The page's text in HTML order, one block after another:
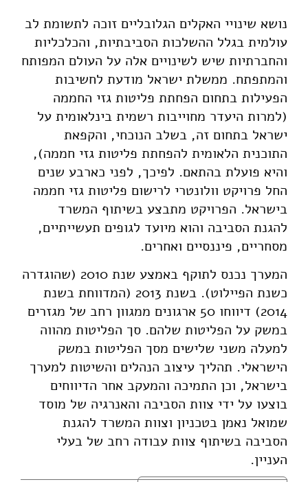
reporting-registration-system-2013
נושא שינויי האקלים הגלובליים זוכה לתשומת לב
עולמית בגלל ההשלכות הסביבתיות, והכלכליות
והחברתיות שיש לשינויים אלה על העולם המפותח
והמתפתח. ממשלת ישראל מודעת לחשיבות
הפעילות בתחום הפחתת פליטות גזי החממה
(למרות היעדר מחוייבות רשמית בינלאומית על
ישראל בתחום זה, בשלב הנוכחי, והקפאת
התוכנית הלאומית להפחתת פליטות גזי חממה),
והיא פועלת בהתאם. לפיכך, לפני כארבע שנים
החל פרויקט וולונטרי לרישום פליטות גזי חממה
בישראל. הפרויקט מתבצע בשיתוף המשרד
להגנת הסביבה והוא מיועד לגופים תעשייתיים,
מסחריים, פיננסיים ואחרים.
המערך נכנס לתוקף באמצע שנת 2010 (שהוגדרה
כשנת הפיילוט). בשנת 2013 (המדווחת בשנת
2014) דיווחו 50 ארגונים ממגוון רחב של מגזרים
במשק על הפליטות שלהם. סך הפליטות מהווה
למעלה משני שלישים מסך הפליטות במשק
הישראלי. תהליך עיצוב הנהלים והשיטות למערך
בישראל, וכן התמיכה והמעקב אחר הדיווחים
בוצעו על ידי צוות הסביבה והאנרגיה של מוסד
שמואל נאמן בטכניון וצוות המשרד להגנת
הסביבה בשיתוף צוות עבודה רחב של בעלי
העניין.